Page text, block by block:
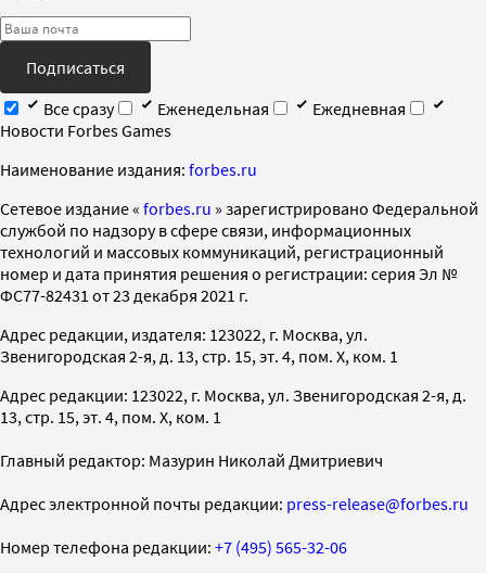
Подписаться
Все сразу
Еженедельная
Ежедневная
Новости Forbes Games
Наименование издания: forbes.ru
Cетевое издание « forbes.ru » зарегистрировано Федеральной
службой по надзору в сфере связи, информационных
технологий и массовых коммуникаций, регистрационный
номер и дата принятия решения о регистрации: серия Эл №
ФС77-82431 от 23 декабря 2021 г.
Адрес редакции, издателя: 123022, г. Москва, ул.
Звенигородская 2-я, д. 13, стр. 15, эт. 4, пом. X, ком. 1
Адрес редакции: 123022, г. Москва, ул. Звенигородская 2-я, д.
13, стр. 15, эт. 4, пом. X, ком. 1
Главный редактор: Мазурин Николай Дмитриевич
Адрес электронной почты редакции: press-release@forbes.ru
Номер телефона редакции: +7 (495) 565-32-06